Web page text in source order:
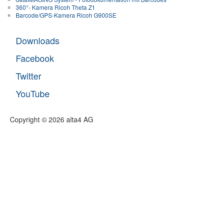
360°- Kamera Ricoh Theta Z1
Barcode/GPS-Kamera Ricoh G900SE
Downloads
Facebook
Twitter
YouTube
Copyright © 2026 alta4 AG